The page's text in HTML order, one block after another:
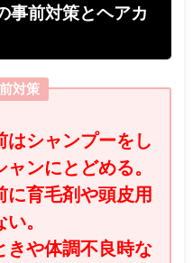
事前対策とヘアカ
対策
はシャンプーをし
ンにとどめる。
に育毛剤や頭皮用
。
きや体調不良時な